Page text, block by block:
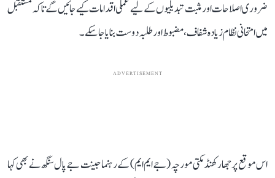
ضروری اصلاحات اور مثبت تبدیلیوں کے لیے عملی اقدامات کیے جائیں گے تاکہ مستقبل
میں امتحانی نظام زیادہ شفاف، مضبوط اور طلبہ دوست بنایا جا سکے۔
ADVERTISEMENT
اس موقع پر جھارکھنڈ مکتی مورچہ (جے ایم ایم) کے رہنما جینت جے پال سنگھ نے بھی کہا